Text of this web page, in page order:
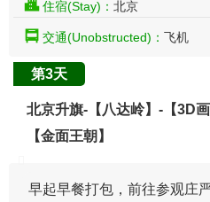
住宿(Stay)： 北京
交通(Unobstructed)： 飞机
第3天
北京升旗-【八达岭】-【3D
【金面王朝】
早起早餐打包，前往参观庄